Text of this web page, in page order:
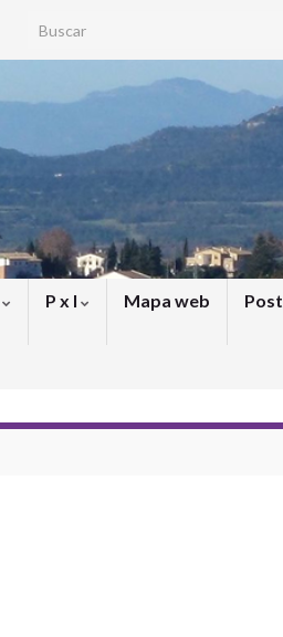
Search for:
P x I Mapa web Post